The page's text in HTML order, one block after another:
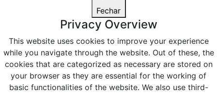
Fechar
Privacy Overview
This website uses cookies to improve your experience
while you navigate through the website. Out of these, the
cookies that are categorized as necessary are stored on
your browser as they are essential for the working of
basic functionalities of the website. We also use third-